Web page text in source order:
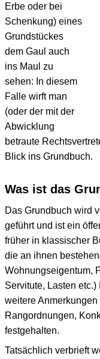
Erbe oder bei
Schenkung) eines
Grundstückes
dem Gaul auch
ins Maul zu
sehen: In diesem
Falle wirft man
(oder der mit der
Abwicklung
betraute
Blick ins Grundbuch.
Was ist das
Das Grundbuch wird
geführt und ist ein
früher in klassischer
die an ihnen
Wohnungseigentum,
Servitute, Lasten
weitere
Rangordnungen,
festgehalten.
Tatsächlich verbrieft